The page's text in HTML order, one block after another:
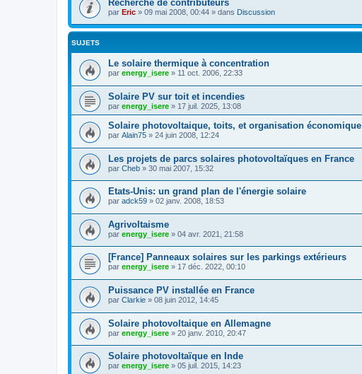
Recherche de contributeurs
par Eric » 09 mai 2008, 00:44 » dans Discussion
SUJETS
Le solaire thermique à concentration
par energy_isere » 11 oct. 2006, 22:33
Solaire PV sur toit et incendies
par energy_isere » 17 juil. 2025, 13:08
Solaire photovoltaique, toits, et organisation économique
par Alain75 » 24 juin 2008, 12:24
Les projets de parcs solaires photovoltaïques en France
par Cheb » 30 mai 2007, 15:32
Etats-Unis: un grand plan de l'énergie solaire
par adck59 » 02 janv. 2008, 18:53
Agrivoltaisme
par energy_isere » 04 avr. 2021, 21:58
[France] Panneaux solaires sur les parkings extérieurs
par energy_isere » 17 déc. 2022, 00:10
Puissance PV installée en France
par Clarkie » 08 juin 2012, 14:45
Solaire photovoltaique en Allemagne
par energy_isere » 20 janv. 2010, 20:47
Solaire photovoltaïque en Inde
par energy_isere » 05 juil. 2015, 14:23